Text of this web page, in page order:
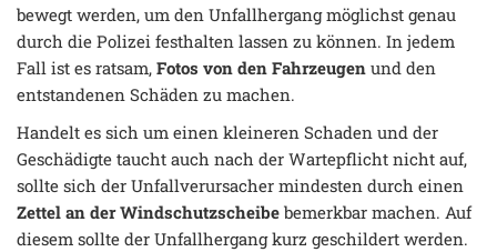
bewegt werden, um den Unfallhergang möglichst genau
durch die Polizei festhalten lassen zu können. In jedem
Fall ist es ratsam, Fotos von den Fahrzeugen und den
entstandenen Schäden zu machen.
Handelt es sich um einen kleineren Schaden und der
Geschädigte taucht auch nach der Wartepflicht nicht auf,
sollte sich der Unfallverursacher mindesten durch einen
Zettel an der Windschutzscheibe bemerkbar machen. Auf
diesem sollte der Unfallhergang kurz geschildert werden.